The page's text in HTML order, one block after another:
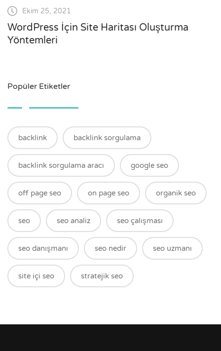
Ekim 25, 2021
WordPress İçin Site Haritası Oluşturma
Yöntemleri
Popüler Etiketler
backlink backlink sorgulama
backlink sorgulama aracı google seo
off page seo on page seo organik seo
seo seo analiz seo çalışması
seo danışmanı seo nedir seo uzmanı
site içi seo stratejik seo